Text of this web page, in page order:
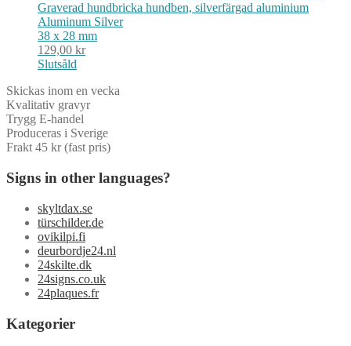
Graverad hundbricka hundben, silverfärgad aluminium
Aluminum Silver
38 x 28 mm
129,00 kr
Slutsåld
Skickas inom en vecka
Kvalitativ gravyr
Trygg E-handel
Produceras i Sverige
Frakt 45 kr (fast pris)
Signs in other languages?
skyltdax.se
türschilder.de
ovikilpi.fi
deurbordje24.nl
24skilte.dk
24signs.co.uk
24plaques.fr
Kategorier